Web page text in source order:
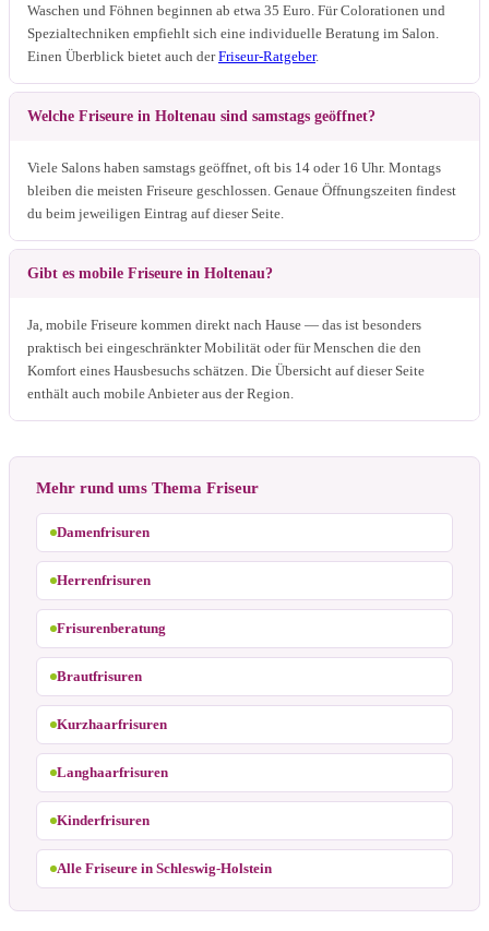
Waschen und Föhnen beginnen ab etwa 35 Euro. Für Colorationen und
Spezialtechniken empfiehlt sich eine individuelle Beratung im Salon.
Einen Überblick bietet auch derFriseur-Ratgeber.
Welche Friseure in Holtenau sind samstags geöffnet?
Viele Salons haben samstags geöffnet, oft bis 14 oder 16 Uhr. Montags
bleiben die meisten Friseure geschlossen. Genaue Öffnungszeiten findest
du beim jeweiligen Eintrag auf dieser Seite.
Gibt es mobile Friseure in Holtenau?
Ja, mobile Friseure kommen direkt nach Hause — das ist besonders
praktisch bei eingeschränkter Mobilität oder für Menschen die den
Komfort eines Hausbesuchs schätzen. Die Übersicht auf dieser Seite
enthält auch mobile Anbieter aus der Region.
Mehr rund ums Thema Friseur
Damenfrisuren
Herrenfrisuren
Frisurenberatung
Brautfrisuren
Kurzhaarfrisuren
Langhaarfrisuren
Kinderfrisuren
Alle Friseure in Schleswig-Holstein